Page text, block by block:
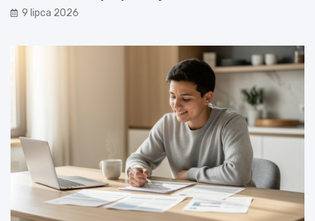
9 lipca 2026